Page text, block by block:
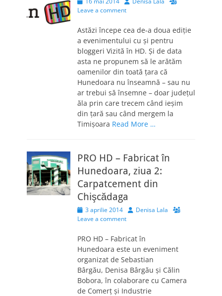
on
Leave a comment
Astăzi începe cea de-a doua ediţie
a evenimentului cu şi pentru
bloggeri Vizită în HD. Şi de data
asta ne propunem să le arătăm
oamenilor din toată ţara că
Hunedoara nu înseamnă – sau nu
ar trebui să însemne – doar judeţul
ăla prin care trecem când ieşim
din ţară sau când mergem la
Timişoara Read More …
PRO HD – Fabricat în
Hunedoara, ziua 2:
Carpatcement din
Chişcădaga
Posted
on
3 aprilie 2014 AuthorDenisa Lala
Leave a comment
PRO HD – Fabricat în
Hunedoara este un eveniment
organizat de Sebastian
Bârgău, Denisa Bârgău şi Călin
Bobora, în colaborare cu Camera
de Comerţ şi Industrie